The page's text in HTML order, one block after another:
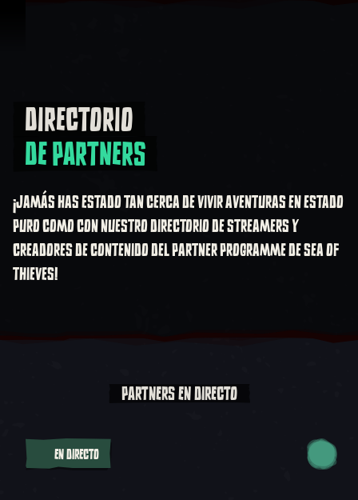
Directorio de partners
DIRECTORIO
DE PARTNERS
¡JAMÁS HAS ESTADO TAN CERCA DE VIVIR AVENTURAS EN ESTADO
PURO COMO CON NUESTRO DIRECTORIO DE STREAMERS Y
CREADORES DE CONTENIDO DEL PARTNER PROGRAMME DE SEA OF
THIEVES!
PARTNERS EN DIRECTO
EN DIRECTO